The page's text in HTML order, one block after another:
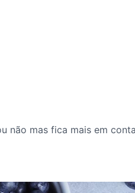
não mas fica mais em